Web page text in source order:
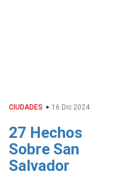
CIUDADES 16 Dic 2024
27 Hechos
Sobre San
Salvador